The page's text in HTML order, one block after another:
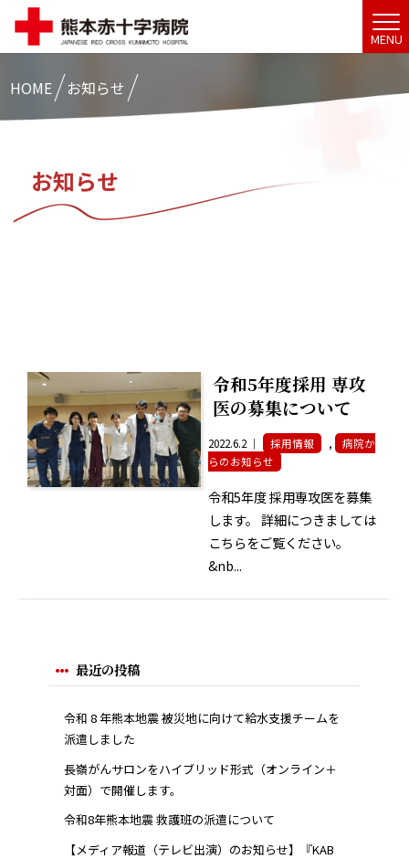
MENU
HOME お知らせ
お知らせ
令和5年度採用 専攻
医の募集について
2022.6.2 ｜ 採用情報 ,
病院か
らのお知らせ
令和5年度 採用専攻医を募集
します。 詳細につきましては
こちらをご覧ください。
&nb...
最近の投稿
令和 8 年熊本地震 被災地に向けて給水支援チームを
派遣しました
長嶺がんサロンをハイブリッド形式（オンライン＋
対面）で開催します。
令和8年熊本地震 救護班の派遣について
【メディア報道（テレビ出演）のお知らせ】『KAB